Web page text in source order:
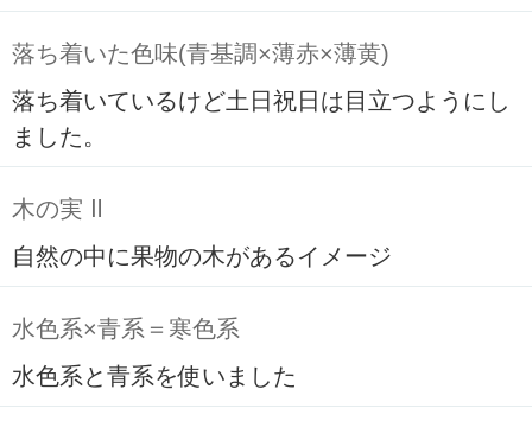
落ち着いた色味(青基調×薄赤×薄黄)
落ち着いているけど土日祝日は目立つようにし
ました。
木の実 Ⅱ
自然の中に果物の木があるイメージ
水色系×青系＝寒色系
水色系と青系を使いました